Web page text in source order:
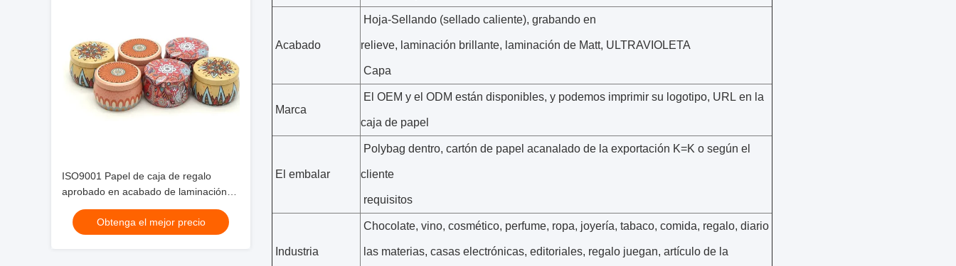
ISO9001 Papel de caja de regalo
aprobado en acabado de laminación
mate para los requisitos del cliente
Obtenga el mejor precio
Acabado
Hoja-Sellando (sellado caliente), grabando en
relieve, laminación brillante, laminación de Matt, ULTRAVIOLETA
Capa
Marca
El OEM y el ODM están disponibles, y podemos imprimir su logotipo, URL en la
caja de papel
El embalar
Polybag dentro, cartón de papel acanalado de la exportación K=K o según el
cliente
requisitos
Industria
Chocolate, vino, cosmético, perfume, ropa, joyería, tabaco, comida, regalo, diario
las materias, casas electrónicas, editoriales, regalo juegan, artículo de la